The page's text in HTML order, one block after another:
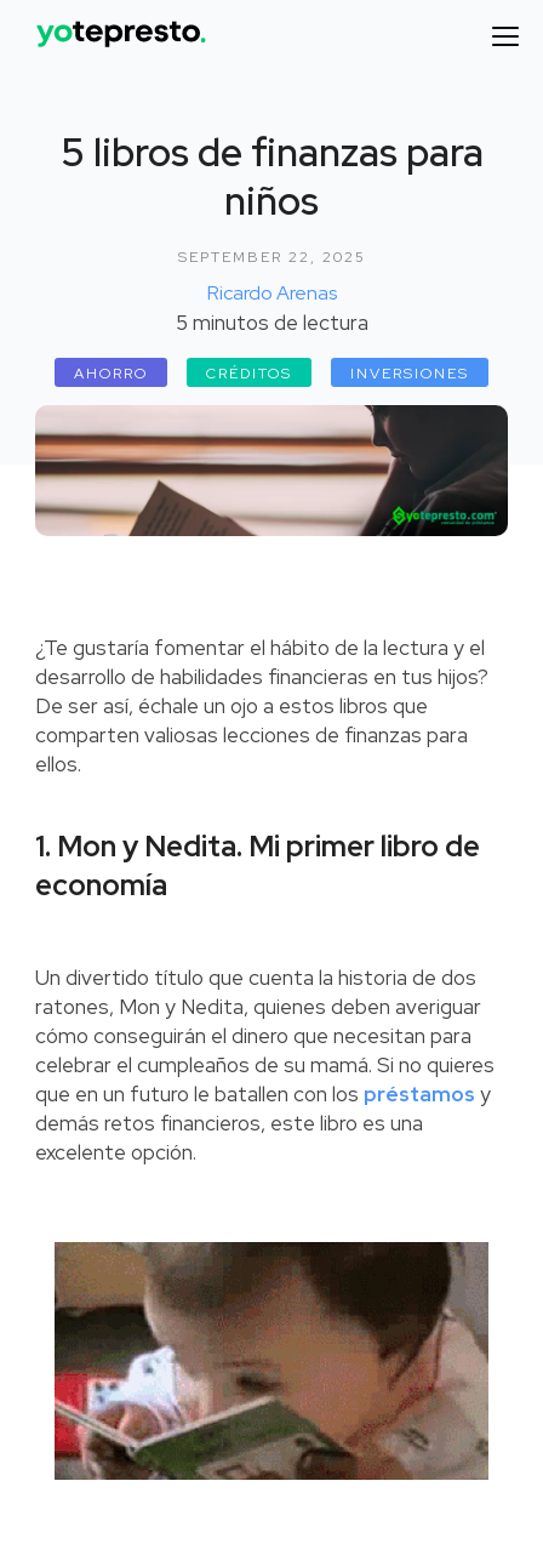
5 libros de finanzas para
niños
SEPTEMBER 22, 2025
Ricardo Arenas
5 minutos de lectura
AHORRO CRÉDITOS INVERSIONES
¿Te gustaría fomentar el hábito de la lectura y el
desarrollo de habilidades financieras en tus hijos?
De ser así, échale un ojo a estos libros que
comparten valiosas lecciones de finanzas para
ellos.
1. Mon y Nedita. Mi primer libro de
economía
Un divertido título que cuenta la historia de dos
ratones, Mon y Nedita, quienes deben averiguar
cómo conseguirán el dinero que necesitan para
celebrar el cumpleaños de su mamá. Si no quieres
que en un futuro le batallen con los préstamos y
demás retos financieros, este libro es una
excelente opción.